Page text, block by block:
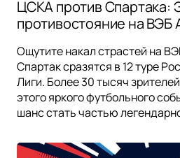
ЦСКА против Спартака:
противостояние на ВЭБ
Ощутите накал страстей на
Спартак сразятся в 12 туре
Лиги. Более 30 тысяч
этого яркого футбольного
шанс стать частью